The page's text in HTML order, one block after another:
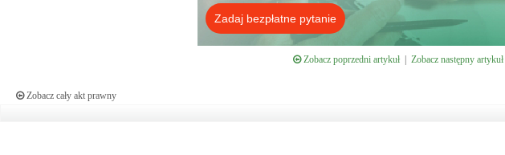
Zadaj bezpłatne pytanie
Zobacz poprzedni artykuł| Zobacz następny artykuł
Zobacz cały akt prawny